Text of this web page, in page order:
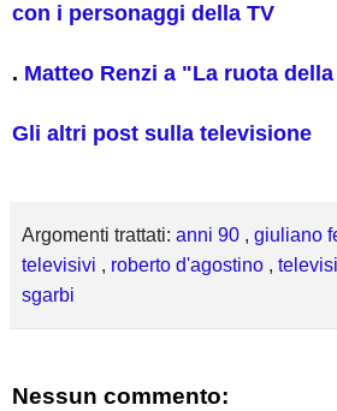
con i personaggi della TV
. Matteo Renzi a "La ruota
Gli altri post sulla televisione
Argomenti trattati: anni 90 , giuliano
televisivi , roberto d'agostino ,
sgarbi
Nessun commento: